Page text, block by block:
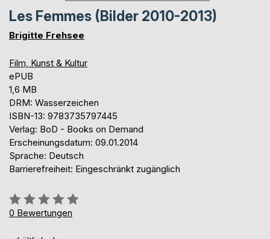
Les Femmes (Bilder 2010-2013)
Brigitte Frehsee
Film, Kunst & Kultur
ePUB
1,6 MB
DRM: Wasserzeichen
ISBN-13: 9783735797445
Verlag: BoD - Books on Demand
Erscheinungsdatum: 09.01.2014
Sprache: Deutsch
Barrierefreiheit: Eingeschränkt zugänglich
Bewertung::
0%
0 Bewertungen